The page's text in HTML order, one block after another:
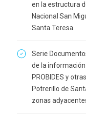
en la estructura
Nacional San
Santa Teresa.
Serie
de la
PROBIDES y
Potrerillo de
zonas